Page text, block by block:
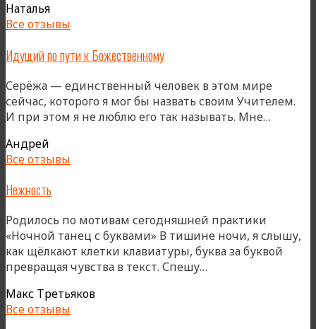
движение»
Наталья
Все отзывы
Идущий по пути к Божественному
Серёжа — единственный человек в этом мире
сейчас, которого я мог бы назвать своим Учителем.
И при этом я не люблю его так называть. Мне…
Андрей
Все отзывы
Нежность
Родилось по мотивам сегодняшней практики
«Ночной танец с буквами» В тишине ночи, я слышу,
как щёлкают клетки клавиатуры, буква за буквой
превращая чувства в текст. Спешу…
Макс Третьяков
Все отзывы